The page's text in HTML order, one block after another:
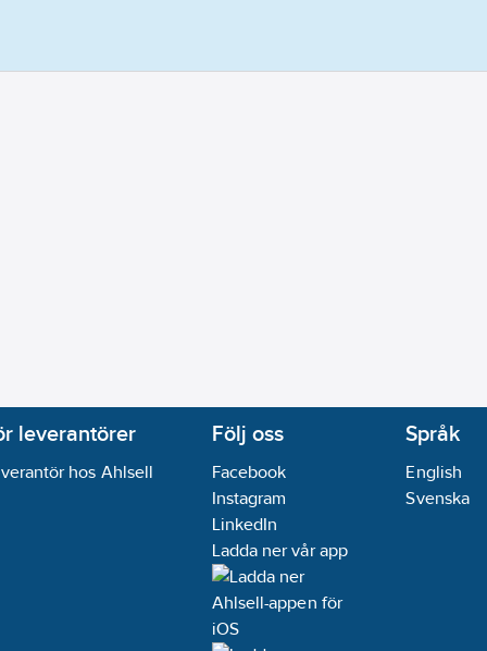
leverantörer
hos Ahlsell
Följ oss
Facebook
Instagram
LinkedIn
Ladda ner vår app
Språk
English
Svenska